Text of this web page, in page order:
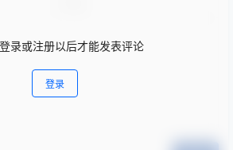
录或注册以后才能发表评论
登录